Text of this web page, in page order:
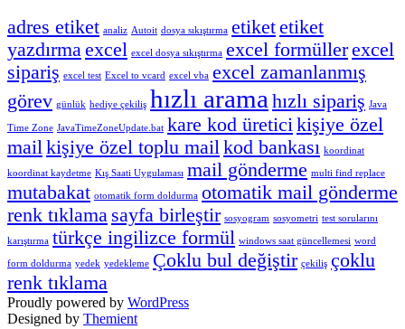
adres etiket analiz Autoit dosya sıkıştırma etiketetiket
yazdırmaexcel excel dosya sıkıştırma excel formüllerexcel
sipariş excel test Excel to vcard excel vba excel zamanlanmış
görev günlük hediye çekiliş hızlı aramahızlı sipariş Java
Time Zone JavaTimeZoneUpdate.bat kare kod üreticikişiye özel
mailkişiye özel toplu mailkod bankası koordinat
koordinat kaydetme Kış Saati Uygulaması mail gönderme multi find replace
mutabakat otomatik form doldurma otomatik mail gönderme
renk tıklama sayfa birleştir sosyogram sosyometri test sorularını
karıştırma türkçe ingilizce formül windows saat güncellemesi word
form doldurma yedek yedekleme Çoklu bul değiştir çekiliş çoklu
renk tıklama
Proudly powered by WordPress
Designed by Themient